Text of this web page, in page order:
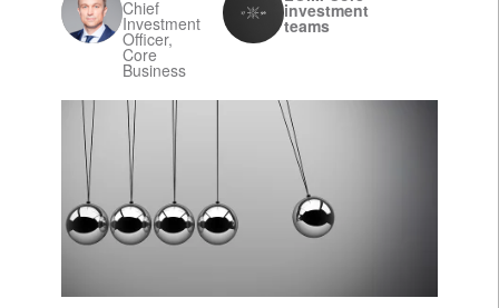
Chief
Investment
Officer,
Core
Business
investment
teams